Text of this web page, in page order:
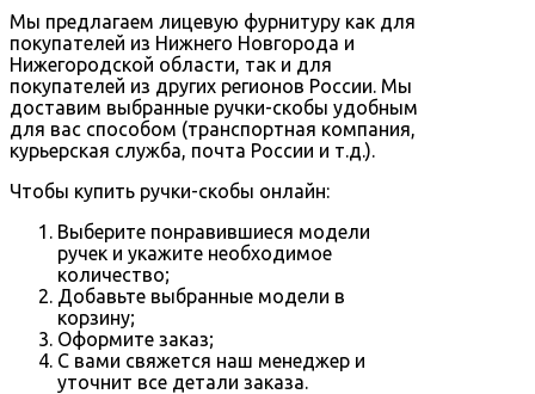
Мы предлагаем лицевую фурнитуру как для
покупателей из Нижнего Новгорода и
Нижегородской области, так и для
покупателей из других регионов России. Мы
доставим выбранные ручки-скобы удобным
для вас способом (транспортная компания,
курьерская служба, почта России и т.д.).
Чтобы купить ручки-скобы онлайн:
Выберите понравившиеся модели
ручек и укажите необходимое
количество;
Добавьте выбранные модели в
корзину;
Оформите заказ;
С вами свяжется наш менеджер и
уточнит все детали заказа.